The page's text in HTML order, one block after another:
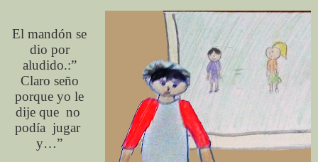
El mandón se
dio por
aludido.:”
Claro seño
porque yo le
dije que no
podía jugar
y…”